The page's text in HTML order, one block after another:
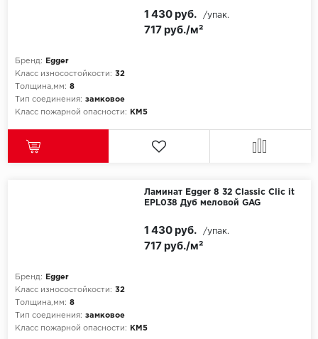
Jinan PDM
KDF
Krono Xonic
Бренд:
Egger
Класс износостойкости: 32
Толщина,мм: 8
Тип соединения: замковое
Класс пожарной опасности:
КМ5
717 руб./м²
1 430 руб. /упак.
Ламинат Egger 8 32 Classic Clic it
EPL038 Дуб меловой GAG
Бренд:
Egger
Класс износостойкости: 32
Толщина,мм: 8
Тип соединения: замковое
Класс пожарной опасности:
КМ5
717 руб./м²
1 430 руб. /упак.